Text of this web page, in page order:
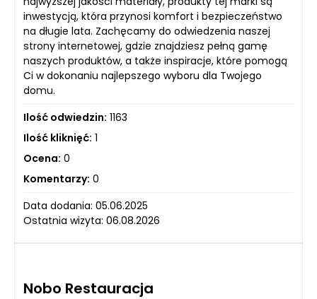
inwestycją, która przynosi komfort i bezpieczeństwo
na długie lata. Zachęcamy do odwiedzenia naszej
strony internetowej, gdzie znajdziesz pełną gamę
naszych produktów, a także inspiracje, które pomogą
Ci w dokonaniu najlepszego wyboru dla Twojego
domu.
Ilość odwiedzin: 1163
Ilość kliknięć: 1
Ocena: 0
Komentarzy: 0
Data dodania: 05.06.2025
Ostatnia wizyta: 06.08.2026
Nobo Restauracja